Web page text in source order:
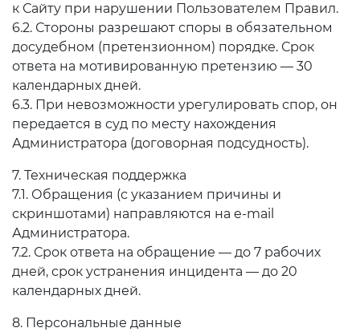
к Сайту при нарушении Пользователем Правил.
6.2. Стороны разрешают споры в обязательном
досудебном (претензионном) порядке. Срок
ответа на мотивированную претензию — 30
календарных дней.
6.3. При невозможности урегулировать спор, он
передается в суд по месту нахождения
Администратора (договорная подсудность).
7. Техническая поддержка
7.1. Обращения (с указанием причины и
скриншотами) направляются на e-mail
Администратора.
7.2. Срок ответа на обращение — до 7 рабочих
дней, срок устранения инцидента — до 20
календарных дней.
8. Персональные данные